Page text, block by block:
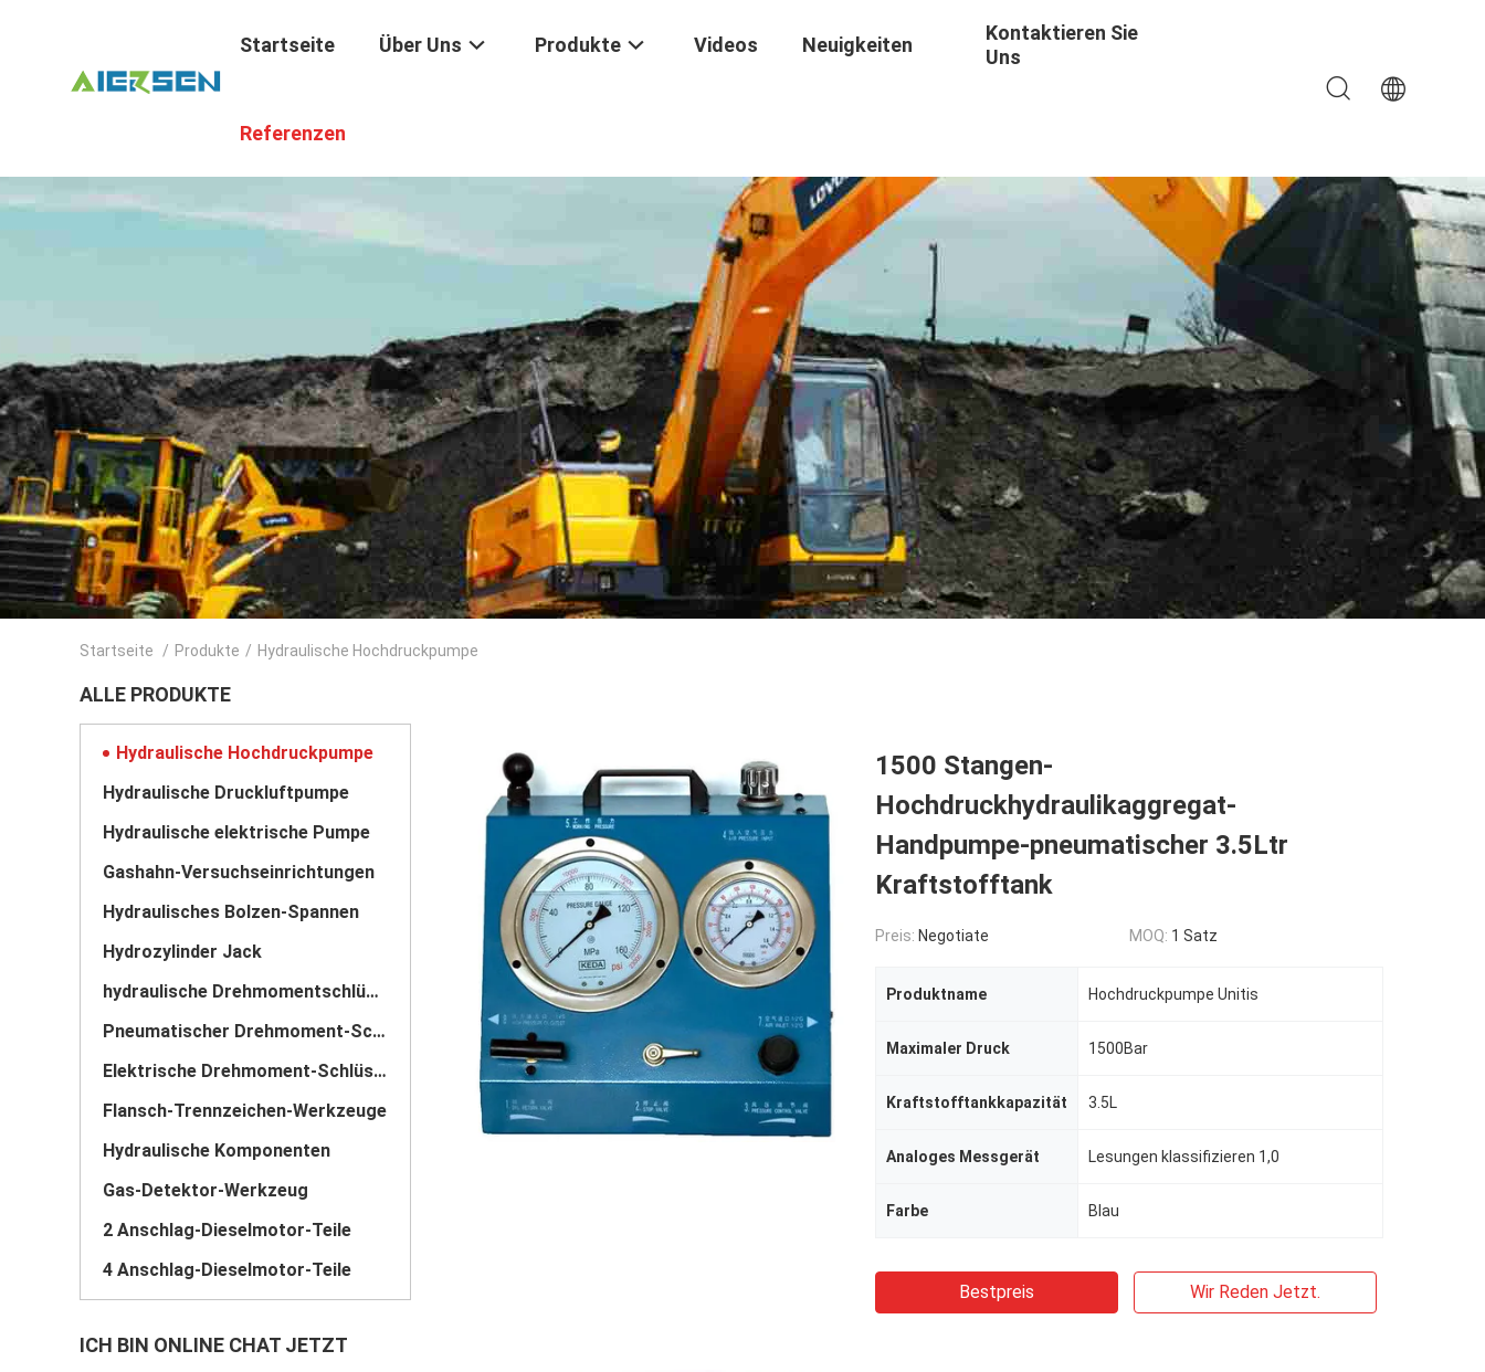
Startseite Über Uns Produkte Videos Neuigkeiten
Kontaktieren Sie
Uns
Referenzen
Startseite / Produkte / Hydraulische Hochdruckpumpe
ALLE PRODUKTE
Hydraulische Hochdruckpumpe
Hydraulische Druckluftpumpe
Hydraulische elektrische Pumpe
Gashahn-Versuchseinrichtungen
Hydraulisches Bolzen-Spannen
Hydrozylinder Jack
hydraulische Drehmomentschlüssel
Pneumatischer Drehmoment-Schlüssel
Elektrische Drehmoment-Schlüssel
Flansch-Trennzeichen-Werkzeuge
Hydraulische Komponenten
Gas-Detektor-Werkzeug
2 Anschlag-Dieselmotor-Teile
4 Anschlag-Dieselmotor-Teile
ICH BIN ONLINE CHAT JETZT
1500 Stangen-
Hochdruckhydraulikaggregat-
Handpumpe-pneumatischer 3.5Ltr
Kraftstofftank
Preis: Negotiate MOQ: 1 Satz
Produktname Hochdruckpumpe Unitis
Maximaler Druck 1500Bar
Kraftstofftankkapazität 3.5L
Analoges Messgerät Lesungen klassifizieren 1,0
Farbe Blau
Bestpreis Wir Reden Jetzt.